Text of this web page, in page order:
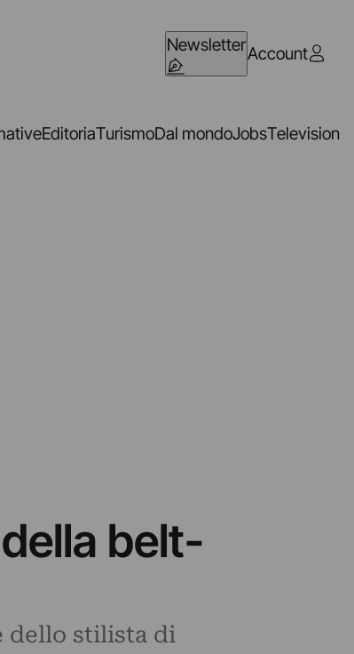
NewsletterAccount
EditoriaTurismoDal mondoJobsTelevision
belt-
dello stilista di